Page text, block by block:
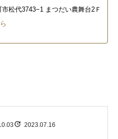
松代3743−1 まつだい農舞台2Ｆ
2023.07.16